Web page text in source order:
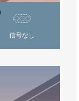
信号なし